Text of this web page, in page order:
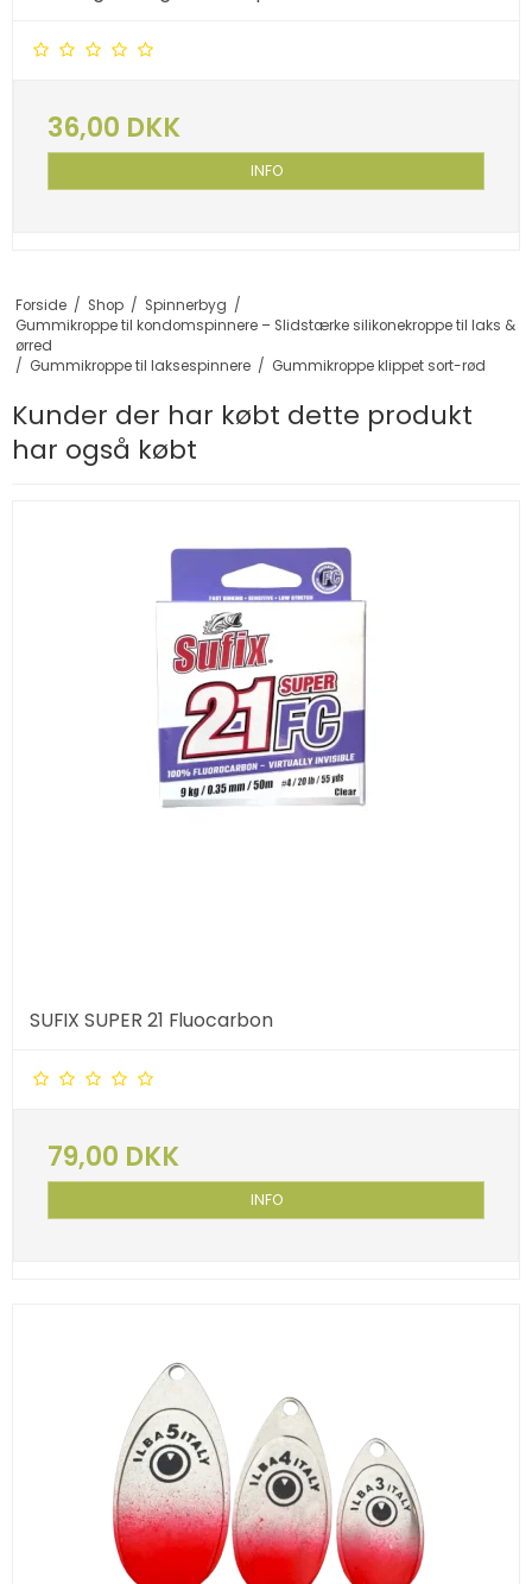
36,00 DKK
INFO
Forside / Shop / Spinnerbyg /
Gummikroppe til kondomspinnere – Slidstærke silikonekroppe til laks &
ørred
/ Gummikroppe til laksespinnere / Gummikroppe klippet sort-rød
Kunder der har købt dette produkt
har også købt
SUFIX SUPER 21 Fluocarbon
79,00 DKK
INFO